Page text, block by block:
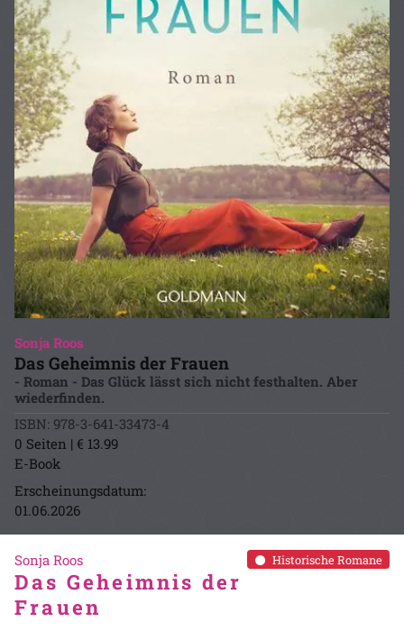
Sonja Roos
Das Geheimnis der Frauen
- Roman - Das Glück lässt sich nicht festhalten. Aber
wiederfinden.
ISBN: 978-3-641-33473-4
0 Seiten | € 13.99
E-Book
Erscheinungsdatum:
01.06.2026
Historische Romane
Sonja Roos
Das Geheimnis der
Frauen